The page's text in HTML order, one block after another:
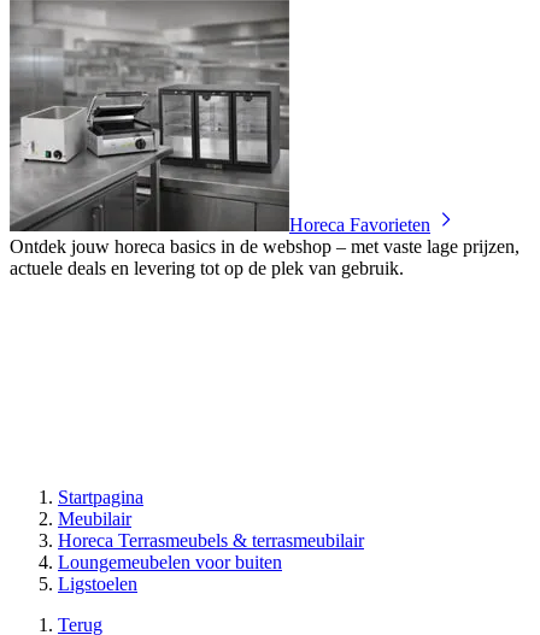
Horeca Favorieten
Ontdek jouw horeca basics in de webshop – met vaste lage prijzen,
actuele deals en levering tot op de plek van gebruik.
Startpagina
Meubilair
Horeca Terrasmeubels & terrasmeubilair
Loungemeubelen voor buiten
Ligstoelen
Terug